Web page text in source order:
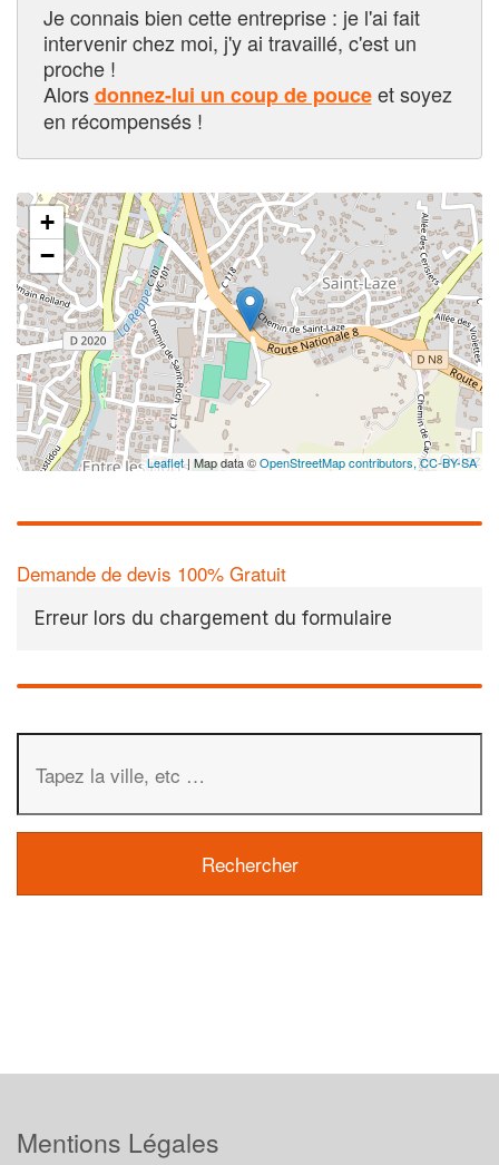
Je connais bien cette entreprise : je l'ai fait
intervenir chez moi, j'y ai travaillé, c'est un
proche !
Alorsdonnez-lui un coup de pouceet soyez
en récompensés !
+
−
Leaflet| Map data ©OpenStreetMap contributors,CC-BY-SA
Demande de devis 100% Gratuit
Erreur lors du chargement du formulaire
Mentions Légales